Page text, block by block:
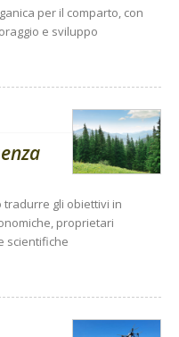
per il comparto, con
e sviluppo
gli obiettivi in
proprietari
scientifiche